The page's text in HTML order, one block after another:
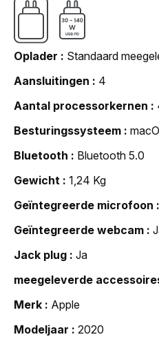
Oplader
Standaard
Aansluitingen
4
Aantal processorkernen
Besturingssysteem
Bluetooth
Bluetooth 5.0
Gewicht
1,24 Kg
Geïntegreerde microfoon
Geïntegreerde webcam
Jack plug
Ja
meegeleverde
Merk
Apple
Modeljaar
2020